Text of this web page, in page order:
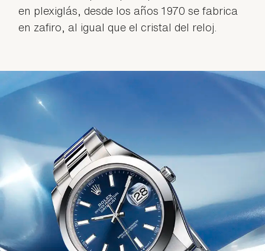
en plexiglás, desde los años 1970 se fabrica
en zafiro, al igual que el cristal del reloj.